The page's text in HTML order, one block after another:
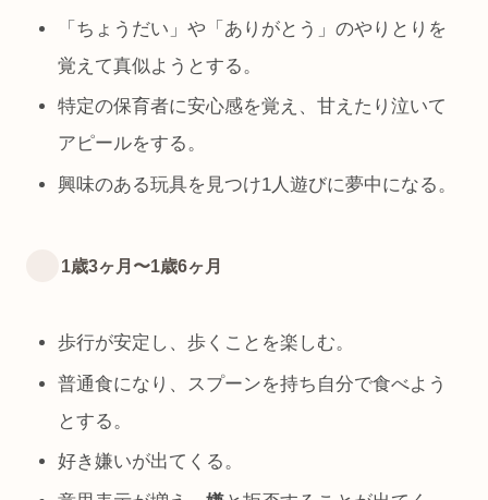
「ちょうだい」や「ありがとう」のやりとりを
覚えて真似ようとする。
特定の保育者に安心感を覚え、甘えたり泣いて
アピールをする。
興味のある玩具を見つけ1人遊びに夢中になる。
1歳3ヶ月〜1歳6ヶ月
歩行が安定し、歩くことを楽しむ。
普通食になり、スプーンを持ち自分で食べよう
とする。
好き嫌いが出てくる。